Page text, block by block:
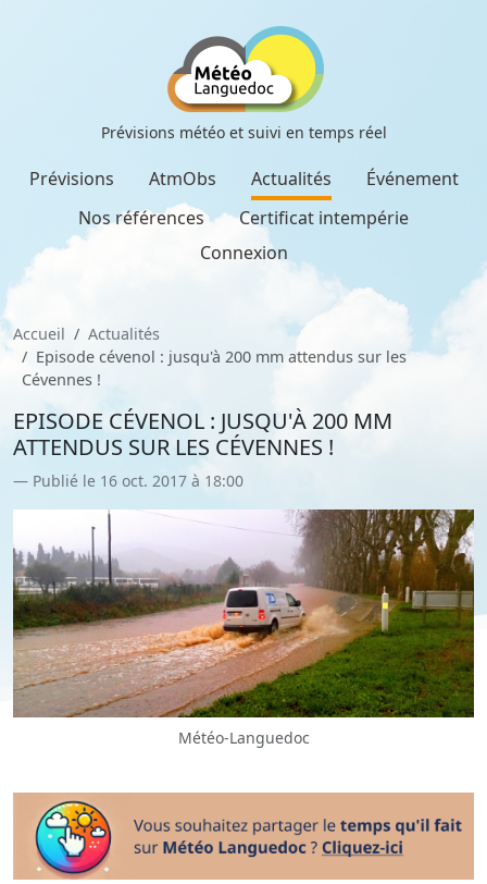
Prévisions météo et suivi en temps réel
Prévisions AtmObs Actualités
Événement
Nos références
Certificat intempérie
Connexion
Accueil
Actualités
Episode cévenol : jusqu'à 200 mm attendus sur les
Cévennes !
EPISODE CÉVENOL : JUSQU'À 200 MM
ATTENDUS SUR LES CÉVENNES !
Publié le 16 oct. 2017 à 18:00
Météo-Languedoc